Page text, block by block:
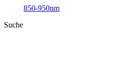
850-950nm
Suche